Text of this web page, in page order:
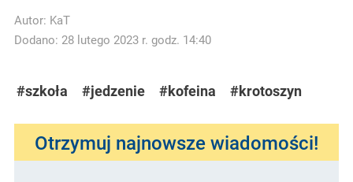
Autor: KaT
Dodano: 28 lutego 2023 r. godz. 14:40
#szkoła #jedzenie #kofeina #krotoszyn
Otrzymuj najnowsze wiadomości!